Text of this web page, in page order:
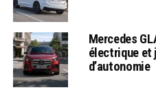
Mercedes
électrique et
d’autonomie